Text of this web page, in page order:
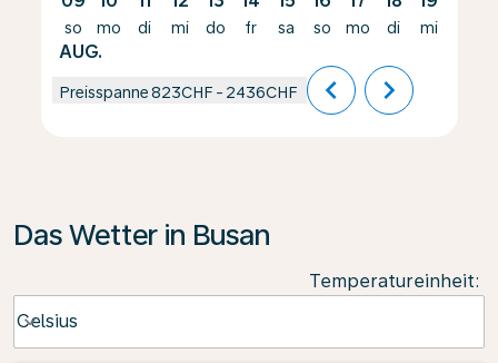
so
AUG.
mo di mi do fr sa so mo di mi
Preisspanne823CHF - 2436CHF chevron_left chevron_right
Das Wetter in Busan
Temperatureinheit:
Celsius
keyboard_arrow_down